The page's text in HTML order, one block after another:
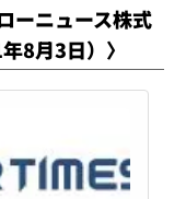
ーニュース株式
8月3日）〉